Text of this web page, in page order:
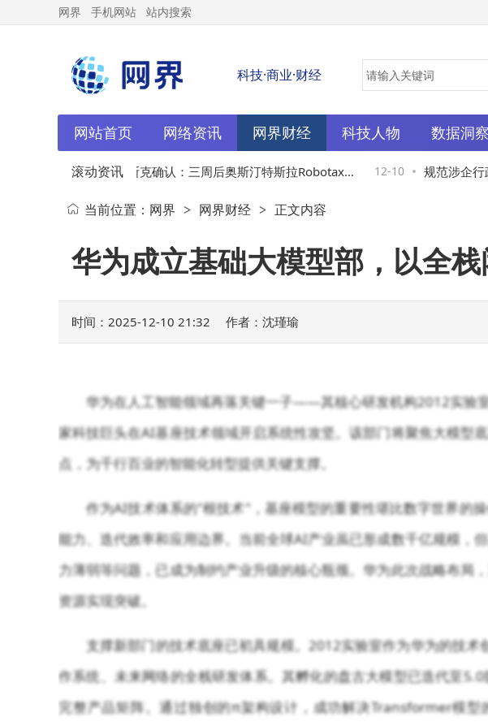
网界 手机网站 站内搜索
科技·商业·财经
网站首页 网络资讯 网界财经 科技人物 数据洞察
滚动资讯
12-10 马斯克确认：三周后奥斯汀特斯拉Robotaxi
将撤除安全监督员
12-10 规范涉企行
当前位置： 网界 > 网界财经 > 正文内容
华为成立基础大模型部，以全
时间：2025-12-10 21:32 作者：沈瑾瑜
华为在人工智能领域再落关键一子——其核心研发机构2012实验
家科技巨头在AI基座技术领域开启系统性攻坚。该部门将聚焦大模型
点，为千行百业的智能化转型提供关键支撑。
作为AI技术体系的"根技术"，基座模型的重要性堪比数字世界的
能力、迭代效率和应用边界。当前全球AI产业虽已形成数千亿规模，
力薄弱等问题，已成为制约产业升级的核心瓶颈。华为此次战略布局
资源实现突破。
支撑新部门的技术底座已初具规模。2012实验室作为华为的技
作系统、未来网络的全栈研发体系。其孵化的盘古大模型已迭代至
完整产品矩阵。通过独创的π架构设计，成功解决Transformer模型